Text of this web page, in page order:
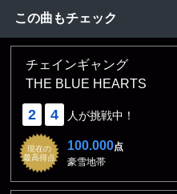
この曲もチェック
チェインギャング
THE BLUE HEARTS
2 4 人が挑戦中！
現在の
最高得点
100.000点
豪雪地帯